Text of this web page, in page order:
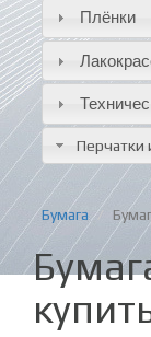
Плёнки
Перчатки
Бумага